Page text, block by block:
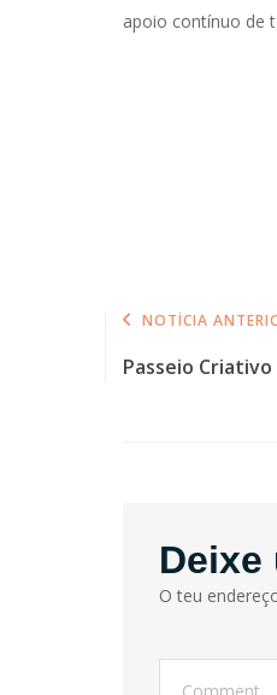
apoio contínuo de
NOTÍCIA
Passeio
Deixe
O teu